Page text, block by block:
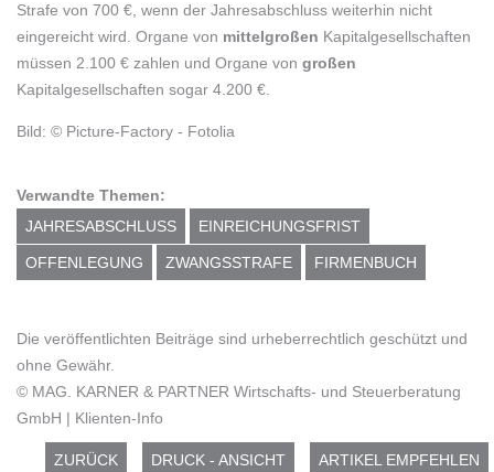
Strafe von 700 €, wenn der Jahresabschluss weiterhin nicht
eingereicht wird. Organe von mittelgroßen Kapitalgesellschaften
müssen 2.100 € zahlen und Organe vongroßen
Kapitalgesellschaften sogar 4.200 €.
Bild: © Picture-Factory - Fotolia
Verwandte Themen:
JAHRESABSCHLUSS
EINREICHUNGSFRIST
OFFENLEGUNG ZWANGSSTRAFE FIRMENBUCH
Die veröffentlichten Beiträge sind urheberrechtlich geschützt und
ohne Gewähr.
© MAG. KARNER & PARTNER Wirtschafts- und Steuerberatung
GmbH | Klienten-Info
ZURÜCK DRUCK - ANSICHT ARTIKEL EMPFEHLEN